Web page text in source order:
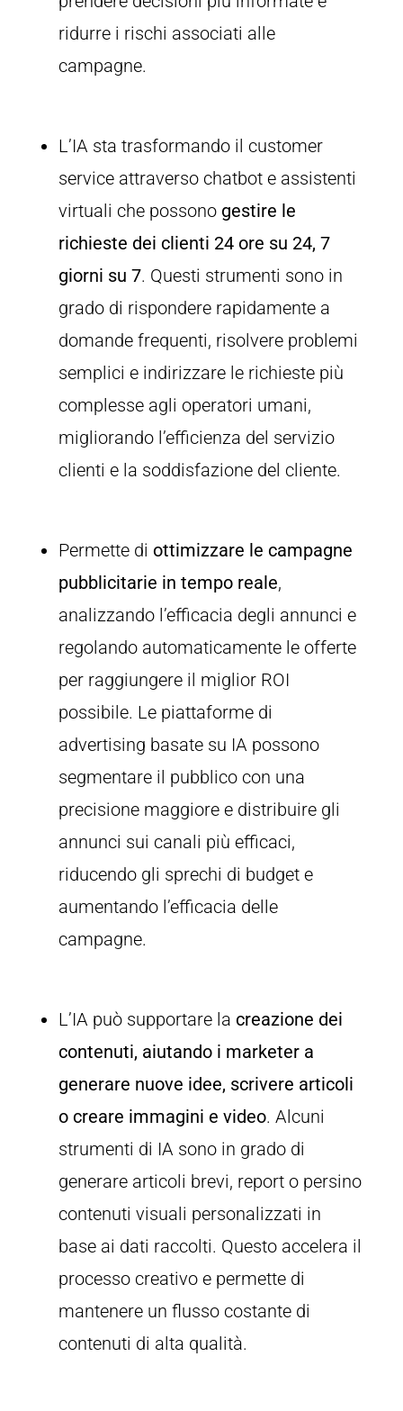
ridurre i rischi associati alle
campagne.
L’IA sta trasformando il customer
service attraverso chatbot e assistenti
virtuali che possono gestire le
richieste dei clienti 24 ore su 24, 7
giorni su 7. Questi strumenti sono in
grado di rispondere rapidamente a
domande frequenti, risolvere problemi
semplici e indirizzare le richieste più
complesse agli operatori umani,
migliorando l’efficienza del servizio
clienti e la soddisfazione del cliente.
Permette di ottimizzare le campagne
pubblicitarie in tempo reale,
analizzando l’efficacia degli annunci e
regolando automaticamente le offerte
per raggiungere il miglior ROI
possibile. Le piattaforme di
advertising basate su IA possono
segmentare il pubblico con una
precisione maggiore e distribuire gli
annunci sui canali più efficaci,
riducendo gli sprechi di budget e
aumentando l’efficacia delle
campagne.
L’IA può supportare la creazione dei
contenuti, aiutando i marketer a
generare nuove idee, scrivere articoli
o creare immagini e video. Alcuni
strumenti di IA sono in grado di
generare articoli brevi, report o persino
contenuti visuali personalizzati in
base ai dati raccolti. Questo accelera il
processo creativo e permette di
mantenere un flusso costante di
contenuti di alta qualità.